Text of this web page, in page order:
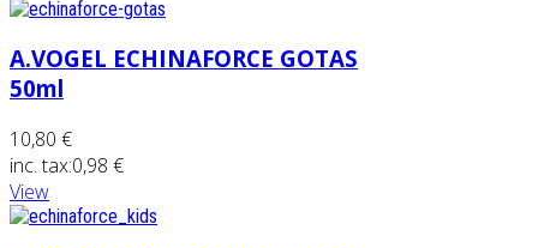
A.VOGEL ECHINAFORCE GOTAS
50ml
10,80 €
inc. tax:0,98 €
View